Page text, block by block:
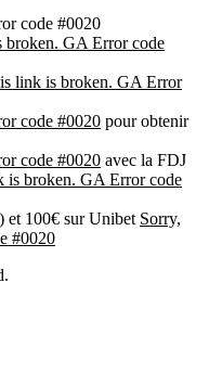
code #0020
broken. GA Error code
link is broken. GA Error
code #0020 pour obtenir
code #0020 avec la FDJ
is broken. GA Error code
et 100€ sur Unibet Sorry,
#0020